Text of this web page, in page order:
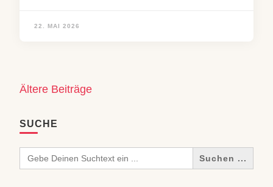
22. MAI 2026
Beitragsnavigation
Ältere Beiträge
SUCHE
Search
for: